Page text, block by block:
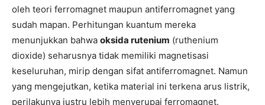
oleh teori ferromagnet maupun antiferromagnet yang
sudah mapan. Perhitungan kuantum mereka
menunjukkan bahwa oksida rutenium (ruthenium
dioxide) seharusnya tidak memiliki magnetisasi
keseluruhan, mirip dengan sifat antiferromagnet. Namun
yang mengejutkan, ketika material ini terkena arus listrik,
perilakunya justru lebih menyerupai ferromagnet.